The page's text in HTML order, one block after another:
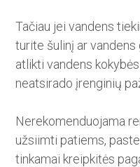
Tačiau jei vandens
turite šulinį ar
atlikti vandens
neatsirado įrenginių
Nerekomenduojama
užsiimti patiems,
tinkamai kreipkitės